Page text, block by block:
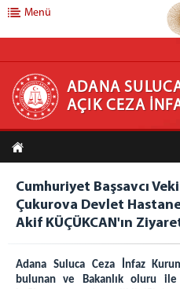
ADANA SULUCA AÇIK CEZA
Kurumumuz
Birimler
Emanet Para Birimi
Psiko-sosyal Birimi
Menü
ADANA
AÇIK CEZA
Cumhuriyet Başsavcı
Çukurova Devlet
Akif KÜÇÜKCAN'ın
Adana Suluca Ceza İnfaz
bulunan ve Bakanlık oluru ile